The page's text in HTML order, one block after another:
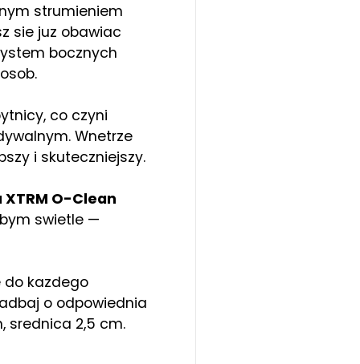
strumieniem
sie juz obawiac
bocznych
co czyni
Wnetrze
i skuteczniejszy.
O-Clean
swietle —
kazdego
o odpowiednia
srednica 2,5 cm.